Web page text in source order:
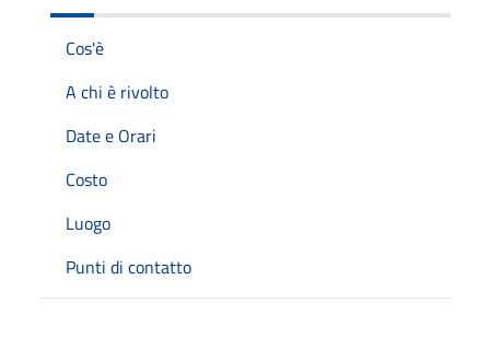
Cos'è
A chi è rivolto
Date e Orari
Costo
Luogo
Punti di contatto